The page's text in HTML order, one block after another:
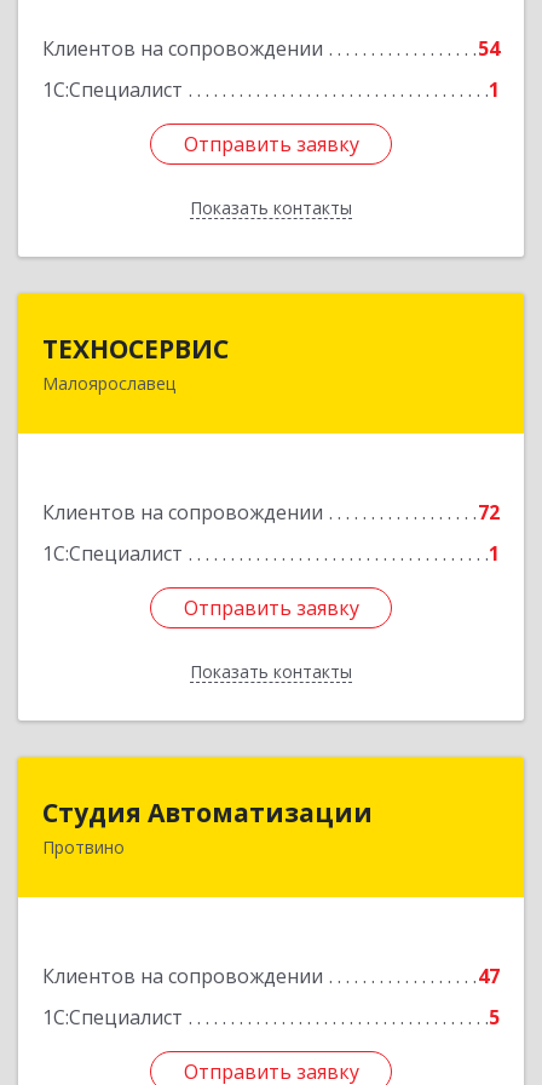
Клиентов на сопровождении
54
1С:Специалист
1
Отправить заявку
Показать контакты
Отправить заявку
Назад
ТЕХНОСЕРВИС
Малоярославец
Клиентов на сопровождении
72
1С:Специалист
1
Отправить заявку
Показать контакты
249094, Калужская обл, Малоярославецкий р-н,
Отправить заявку
Назад
Студия Автоматизации
Протвино
Клиентов на сопровождении
47
1С:Специалист
5
Отправить заявку
142281, Московская обл, Протвино г, Ленина
Отправить заявку